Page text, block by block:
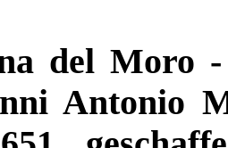
del Moro
Antonio